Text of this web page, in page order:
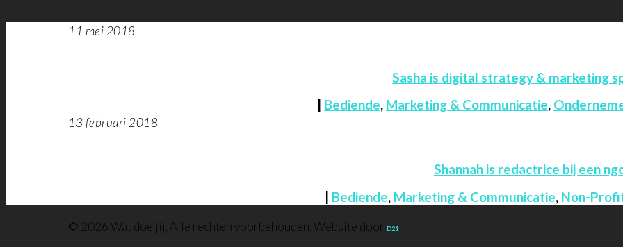
11 mei 2018
Sasha is digital strategy & marketing
| Bediende, Marketing & Communicatie,
13 februari 2018
Shannah is redactrice bij een
| Bediende, Marketing & Communicatie, Non-
© 2026 Wat doe jij. Alle rechten voorbehouden. Website door D21